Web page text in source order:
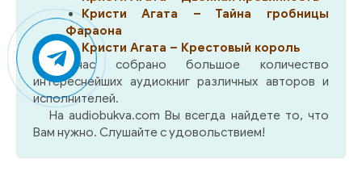
Кристи Агата – Тайна гробницы
Фараона
Кристи Агата – Крестовый король
У нас собрано большое количество
интереснейших аудиокниг различных авторов и
исполнителей.
На audiobukva.com Вы всегда найдете то, что
Вам нужно. Слушайте с удовольствием!